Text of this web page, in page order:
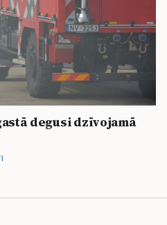
degusi dzīvojamā